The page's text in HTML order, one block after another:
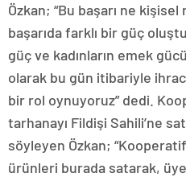
Özkan; “Bu başarı ne
başarıda farklı bir güç
güç ve kadınların emek
olarak bu gün itibariyle
bir rol oynuyoruz” dedi.
tarhanayı Fildişi Sahili’ne
söyleyen Özkan;
ürünleri burada satarak,